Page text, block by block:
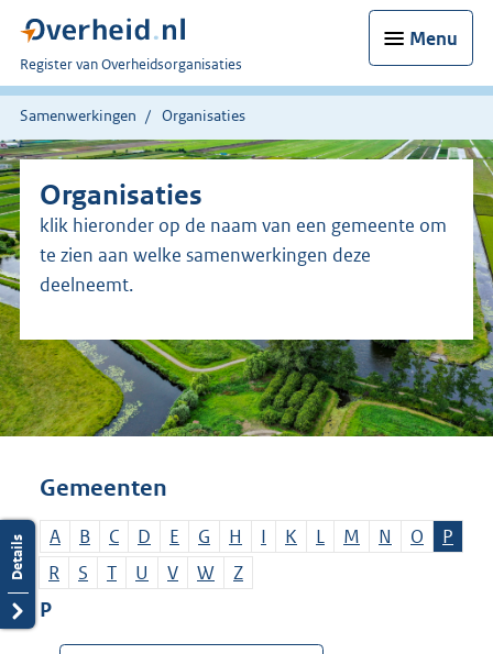
Menu
U
bent
nu
Register van Overheidsorganisaties
Samenwerkingen Organisaties
Organisaties
klik hieronder op de naam van een gemeente om
te zien aan welke samenwerkingen deze
deelneemt.
Gemeenten
A B C D E G H I K L M N O
P
R
S T U V W Z
P